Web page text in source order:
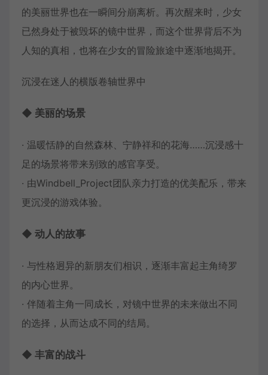
的美丽世界也在一瞬间分崩离析。再次醒来时，少女
已然身处于被毁坏的镜中世界，而这个世界背后不为
人知的真相，也将在少女的冒险旅途中逐渐地揭开。
沉浸在迷人的横版卷轴世界中
◆ 美丽的场景
· 温暖恬静的自然森林、宁静祥和的花海……沉浸感十
足的场景将带来别致的感官享受。
· 由Windbell_Project团队亲力打造的优美配乐，带来
更沉浸的游戏体验。
◆ 动人的故事
· 与性格迥异的新朋友们相识，逐渐丰富起主角绮罗
的内心世界。
· 伴随着主角一同成长，对镜中世界的未来做出不同
的选择，从而达成不同的结局。
◆ 丰富的战斗